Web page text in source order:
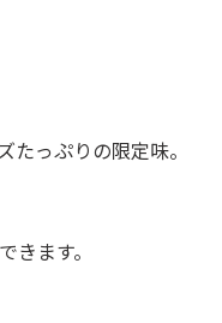
たっぷりの限定味。
ます。